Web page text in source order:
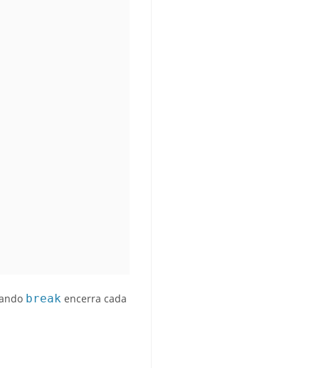
breakencerra cada